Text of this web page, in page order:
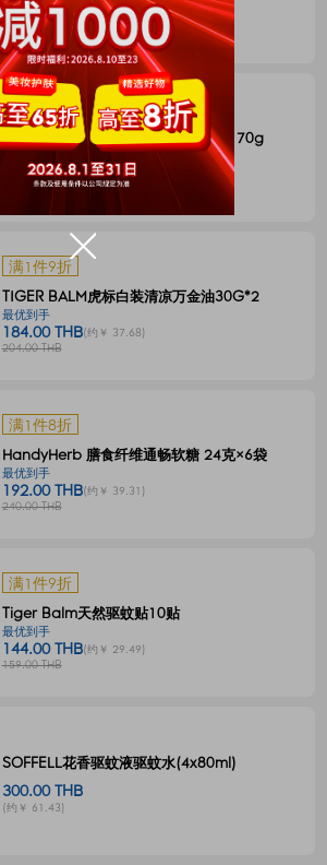
144.00 THB(约￥ 29.49)
180.00 THB
满1件8折
BLUE ELEPHANT 冬阴功一体式汤料 70g
55.00 THB(约￥ 11.27)
68.00 THB
满1件9折
TIGER BALM虎标白装清凉万金油30G*2
最优到手
184.00 THB(约￥ 37.68)
204.00 THB
满1件8折
HandyHerb 膳食纤维通畅软糖 24克×6袋
最优到手
192.00 THB(约￥ 39.31)
240.00 THB
满1件9折
Tiger Balm天然驱蚊贴10贴
最优到手
144.00 THB(约￥ 29.49)
159.00 THB
SOFFELL花香驱蚊液驱蚊水(4x80ml)
300.00 THB
(约￥ 61.43)